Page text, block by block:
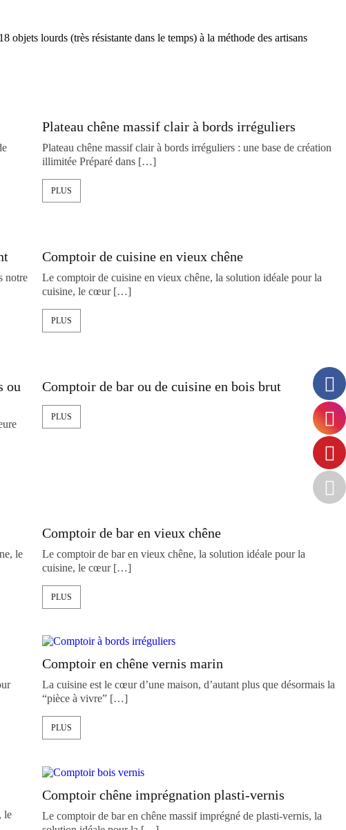
lourds (très résistante dans le temps) à la méthode des artisans
Plateau chêne massif clair à bords irréguliers
Plateau chêne massif clair à bords irréguliers : une base de création
illimitée Préparé dans […]
PLUS
notre
Comptoir de cuisine en vieux chêne
Le comptoir de cuisine en vieux chêne, la solution idéale pour la
cuisine, le cœur […]
PLUS
ou
Comptoir de bar ou de cuisine en bois brut
PLUS
le
Comptoir de bar en vieux chêne
Le comptoir de bar en vieux chêne, la solution idéale pour la
cuisine, le cœur […]
PLUS
Comptoir en chêne vernis marin
La cuisine est le cœur d’une maison, d’autant plus que désormais la
“pièce à vivre” […]
PLUS
le
Comptoir chêne imprégnation plasti-vernis
Le comptoir de bar en chêne massif imprégné de plasti-vernis, la